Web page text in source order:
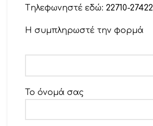
Tηλεφωνηστέ εδώ: 22710-27422
Η συμπληρωστέ την φορμά
Το όνομά σας